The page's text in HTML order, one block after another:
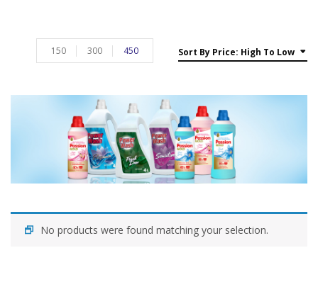
Sort By Price: High To Low
150 300 450
No products were found matching your selection.